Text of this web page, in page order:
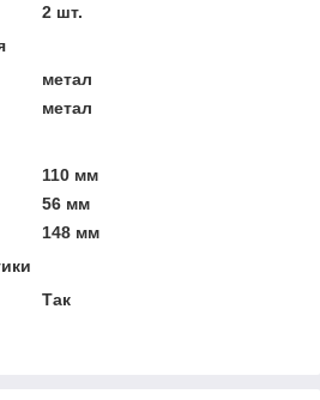
2 шт.
метал
метал
110 мм
56 мм
148 мм
Так